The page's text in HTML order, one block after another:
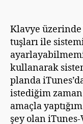
Klavye
tuşları ile
kullanarak
planda
istediğim
amaçla
şey olan